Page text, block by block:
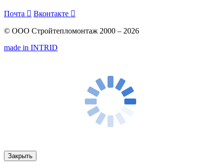
Почта  Вконтакте 
© ООО Стройтепломонтаж 2000 – 2026
made in INTRID
Закрыть